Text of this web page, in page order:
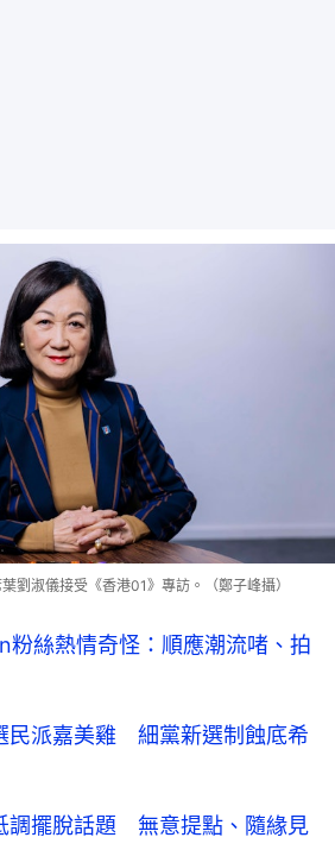
劉淑儀接受《香港01》專訪。（鄭子峰攝）
絲熱情奇怪：順應潮流啫、拍
民派嘉美雞 細黨新選制蝕底希
調擺脫話題 無意提點、隨緣見